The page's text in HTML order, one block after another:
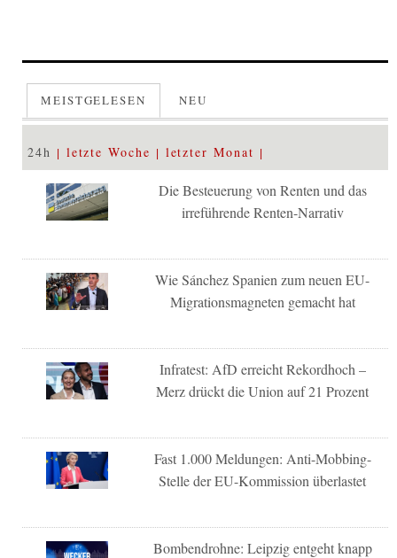
MEISTGELESEN NEU
24h letzte Woche letzter Monat
Die Besteuerung von Renten und das
irreführende Renten-Narrativ
Wie Sánchez Spanien zum neuen EU-
Migrationsmagneten gemacht hat
Infratest: AfD erreicht Rekordhoch –
Merz drückt die Union auf 21 Prozent
Fast 1.000 Meldungen: Anti-Mobbing-
Stelle der EU-Kommission überlastet
Bombendrohne: Leipzig entgeht knapp